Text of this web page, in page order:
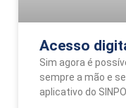
Acesso
Sim agora é
sempre a mão e
aplicativo do